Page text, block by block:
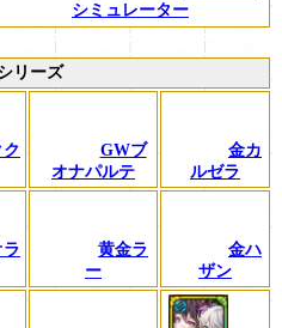
シミュレーター
リーズ
GWブ
オナパルテ
金カ
ルゼラ
黄金ラ
ー
金ハ
ザン